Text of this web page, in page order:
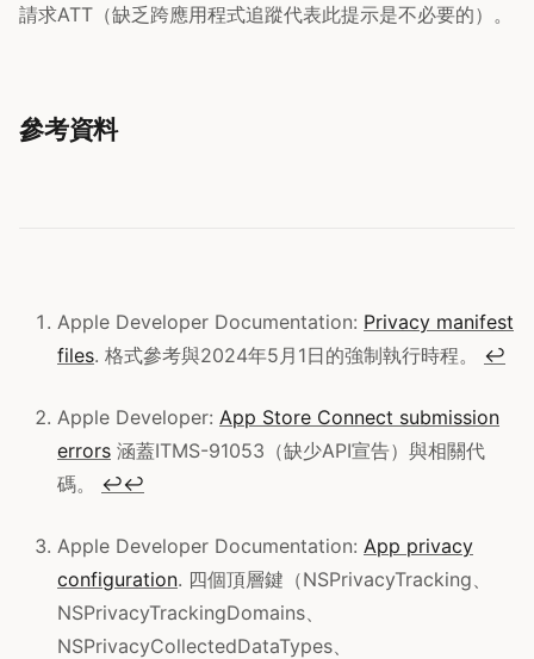
請求ATT（缺乏跨應用程式追蹤代表此提示是不必要的）。
參考資料
Apple Developer Documentation: Privacy manifest
files. 格式參考與2024年5月1日的強制執行時程。 ↩
Apple Developer: App Store Connect submission
errors 涵蓋ITMS-91053（缺少API宣告）與相關代
碼。 ↩↩
Apple Developer Documentation: App privacy
configuration. 四個頂層鍵（NSPrivacyTracking、
NSPrivacyTrackingDomains、
NSPrivacyCollectedDataTypes、